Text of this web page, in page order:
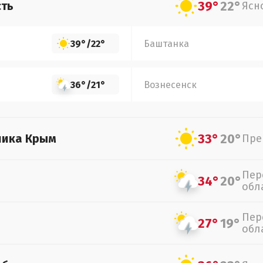
39°22°
39°/22° Баштанка
36°/21° Вознесенск
Крым 33°20°
34°20°
27°19°